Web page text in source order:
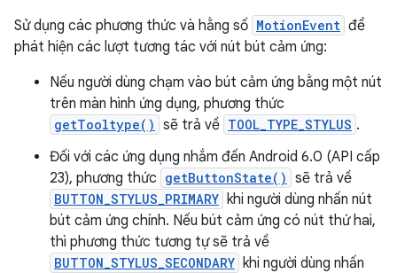
Sử dụng các phương thức và hằng số MotionEvent để
phát hiện các lượt tương tác với nút bút cảm ứng:
Nếu người dùng chạm vào bút cảm ứng bằng một nút
trên màn hình ứng dụng, phương thức
getTooltype() sẽ trả về TOOL_TYPE_STYLUS .
Đối với các ứng dụng nhắm đến Android 6.0 (API cấp
23), phương thức getButtonState() sẽ trả về
BUTTON_STYLUS_PRIMARY khi người dùng nhấn nút
bút cảm ứng chính. Nếu bút cảm ứng có nút thứ hai,
thì phương thức tương tự sẽ trả về
BUTTON_STYLUS_SECONDARY khi người dùng nhấn